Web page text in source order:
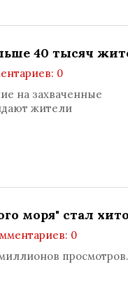
40 тысяч
0
на захваченные
жители
моря" стал
0
просмотров.